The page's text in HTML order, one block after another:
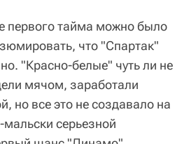
первого тайма можно было
что "Спартак"
"Красно-белые" чуть ли не
мячом, заработали
но все это не создавало на
серьезной